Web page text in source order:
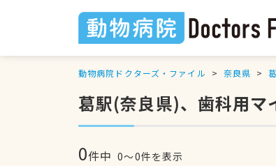
動物病院ドクターズ・ファイル 奈良県
葛駅(奈良県)、歯科用マ
0件中 0〜0件を表示